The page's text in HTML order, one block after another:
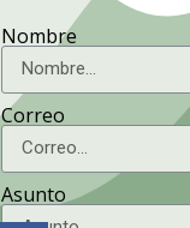
Nombre
Correo
Asunto